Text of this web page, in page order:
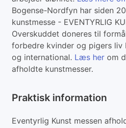
Bogense-Nordfyn har siden
kunstmesse - EVENTYRLIG
Overskuddet doneres til
forbedre kvinder og pigers liv
og international. Læs her om
afholdte kunstmesser.
Praktisk information
Eventyrlig Kunst messen